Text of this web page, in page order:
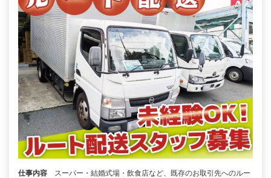
仕事内容
スーパー・結婚式場・飲食店など、既存のお取引先へのルー